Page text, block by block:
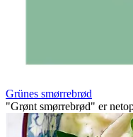
Grünes smørrebrød
"Grønt smørrebrød" er